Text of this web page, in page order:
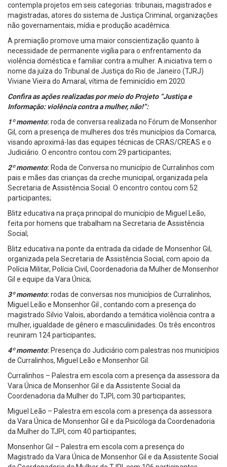
contempla projetos em seis categorias: tribunais, magistrados e
magistradas, atores do sistema de Justiça Criminal, organizações
não governamentais, mídia e produção acadêmica.
A premiação promove uma maior conscientização quanto à
necessidade de permanente vigília para o enfrentamento da
violência doméstica e familiar contra a mulher. A iniciativa tem o
nome da juíza do Tribunal de Justiça do Rio de Janeiro (TJRJ)
Viviane Vieira do Amaral, vítima de feminicídio em 2020.
Confira as ações realizadas por meio do Projeto “Justiça e
Informação: violência contra a mulher, não!”:
1º momento: roda de conversa realizada no Fórum de Monsenhor
Gil, com a presença de mulheres dos três municípios da Comarca,
visando aproximá-las das equipes técnicas de CRAS/CREAS e o
Judiciário. O encontro contou com 29 participantes;
2º momento: Roda de Conversa no município de Curralinhos com
pais e mães das crianças da creche municipal, organizada pela
Secretaria de Assistência Social. O encontro contou com 52
participantes;
Blitz educativa na praça principal do município de Miguel Leão,
feita por homens que trabalham na Secretaria de Assistência
Social;
Blitz educativa na ponte da entrada da cidade de Monsenhor Gil,
organizada pela Secretaria de Assistência Social, com apoio da
Polícia Militar, Polícia Civil, Coordenadoria da Mulher de Monsenhor
Gil e equipe da Vara Única;
3º momento: rodas de conversas nos municípios de Curralinhos,
Miguel Leão e Monsenhor Gil , contando com a presença do
magistrado Silvio Valois, abordando a temática violência contra a
mulher, igualdade de gênero e masculinidades. Os três encontros
reuniram 124 participantes;
4º momento: Presença do Judiciário com palestras nos municípios
de Curralinhos, Miguel Leão e Monsenhor Gil.
Curralinhos – Palestra em escola com a presença da assessora da
Vara Única de Monsenhor Gil e da Assistente Social da
Coordenadoria da Mulher do TJPI, com 30 participantes;
Miguel Leão – Palestra em escola com a presença da assessora
da Vara Única de Monsenhor Gil e da Psicóloga da Coordenadoria
da Mulher do TJPI, com 40 participantes;
Monsenhor Gil – Palestra em escola com a presença do
Magistrado da Vara Única de Monsenhor Gil e da Assistente Social